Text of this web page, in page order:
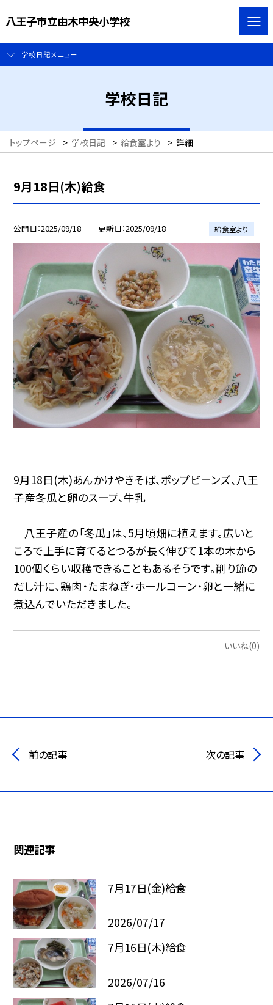
八王子市立由木中央小学校
学校日記メニュー
学校日記
トップページ > 学校日記 > 給食室より > 詳細
9月18日(木)給食
公開日 2025/09/18 更新日 2025/09/18 給食室より
9月18日(木)あんかけやきそば、ポップビーンズ、八王
子産冬瓜と卵のスープ、牛乳
八王子産の「冬瓜」は、5月頃畑に植えます。広いと
ころで上手に育てるとつるが長く伸びて1本の木から
100個くらい収穫できることもあるそうです。削り節の
だし汁に、鶏肉・たまねぎ・ホールコーン・卵と一緒に
煮込んでいただきました。
いいね(0)
前の記事 次の記事
関連記事
7月17日(金)給食
2026/07/17
7月16日(木)給食
2026/07/16